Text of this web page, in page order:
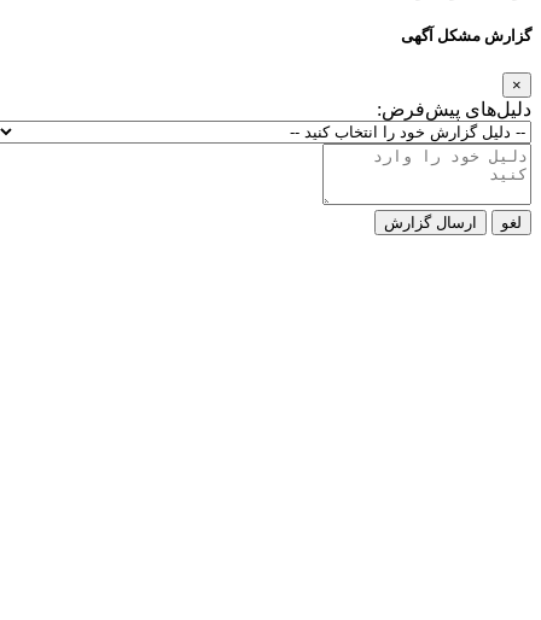
گزارش مشکل آگهی
×
دلیل‌های پیش‌فرض:
لغو ارسال گزارش